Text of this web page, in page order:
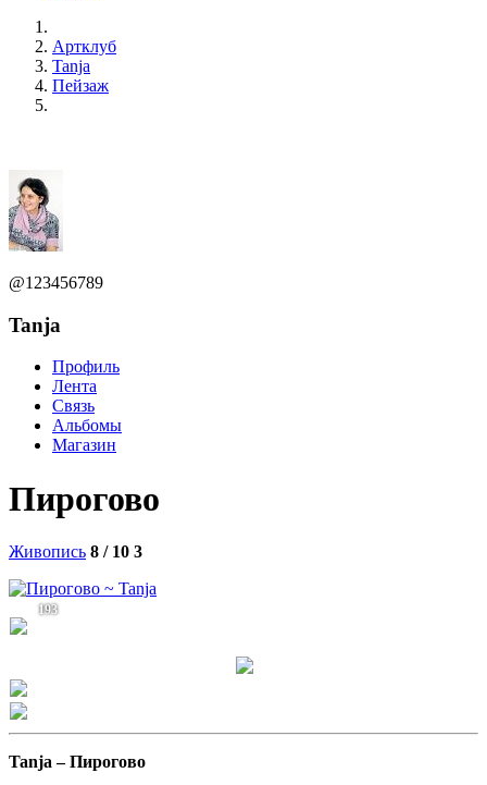
Артклуб
Tanja
Пейзаж
@123456789
Tanja
Профиль
Лента
Связь
Альбомы
Магазин
Пирогово
Живопись 8 / 10 3
193
Tanja –Пирогово